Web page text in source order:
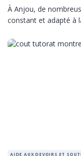
À Anjou, de
constant et adapté à
AIDE AUX DEVOIRS ET